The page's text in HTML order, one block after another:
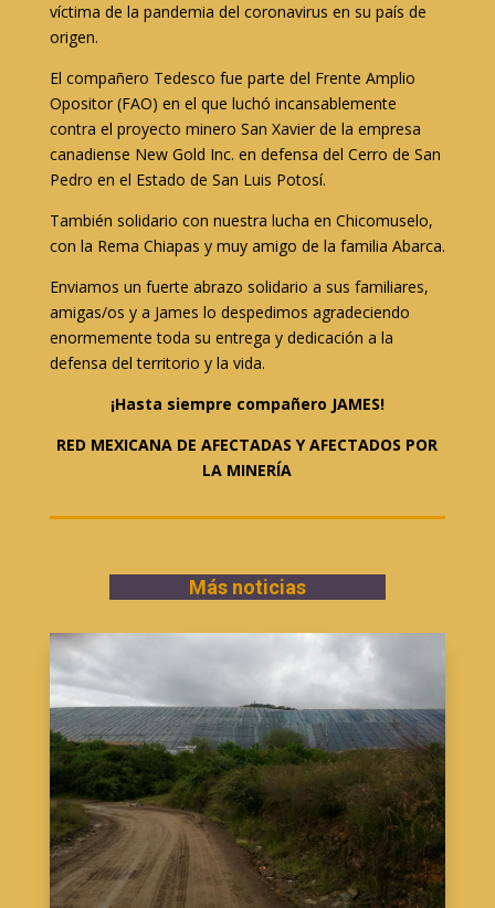
víctima de la pandemia del coronavirus en su país de
origen.
El compañero Tedesco fue parte del Frente Amplio
Opositor (FAO) en el que luchó incansablemente
contra el proyecto minero San Xavier de la empresa
canadiense New Gold Inc. en defensa del Cerro de San
Pedro en el Estado de San Luis Potosí.
También solidario con nuestra lucha en Chicomuselo,
con la Rema Chiapas y muy amigo de la familia Abarca.
Enviamos un fuerte abrazo solidario a sus familiares,
amigas/os y a James lo despedimos agradeciendo
enormemente toda su entrega y dedicación a la
defensa del territorio y la vida.
¡Hasta siempre compañero JAMES!
RED MEXICANA DE AFECTADAS Y AFECTADOS POR
LA MINERÍA
Más noticias